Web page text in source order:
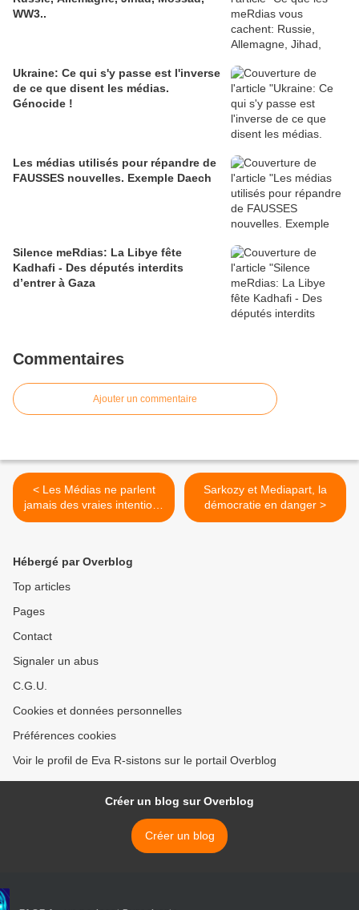
WW3..
Ukraine: Ce qui s'y passe est l'inverse
de ce que disent les médias.
Génocide !
Les médias utilisés pour répandre de
FAUSSES nouvelles. Exemple Daech
Silence meRdias: La Libye fête
Kadhafi - Des députés interdits
d’entrer à Gaza
Commentaires
Ajouter un commentaire
< Les Médias ne parlent
jamais des vraies intentions
de Sarkozy: Détricoter le
Sarkozy et Mediapart, la
démocratie en danger >
Hébergé par Overblog
Top articles
Pages
Contact
Signaler un abus
C.G.U.
Cookies et données personnelles
Préférences cookies
Voir le profil de Eva R-sistons sur le portail Overblog
Créer un blog sur Overblog
Créer un blog